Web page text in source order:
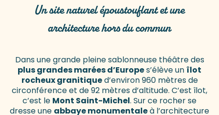
Un site naturel époustouflant et une
architecture hors du commun
Dans une grande pleine sablonneuse théâtre des
plus grandes marées d’Europes’élève un îlot
rocheux granitiqued’environ 960 mètres de
circonférence et de 92 mètres d’altitude. C’est îlot,
c’est le Mont Saint-Michel. Sur ce rocher se
dresse une abbaye monumentaleà l’architecture